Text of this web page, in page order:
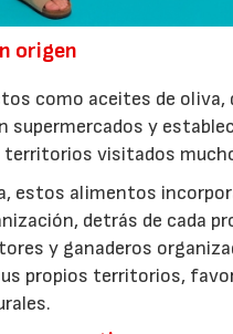
origen
como aceites de
supermercados y
visitados
estos alimentos
detrás de cada
y ganaderos
propios territorios,